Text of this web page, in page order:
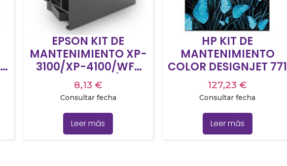
EPSON KIT DE
MANTENIMIENTO XP-
3100/XP-4100/WF-
2810/WF-2830/WF-
2850/ET-2715
8,13 €
Consultar fecha
Leer más
HP KIT DE
MANTENIMIENTO
COLOR DESIGNJET 771
127,23 €
Consultar fecha
Leer más